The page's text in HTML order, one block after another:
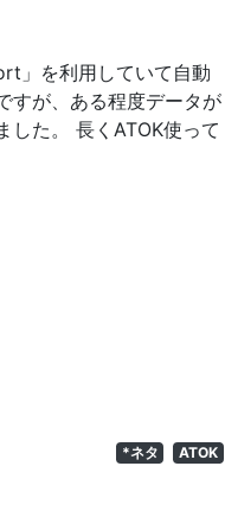
」を利用していて自動
すが、ある程度データが
した。 長くATOK使って
*ネタ ATOK